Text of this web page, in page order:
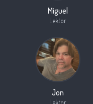
Miguel
Lektor
Jon
Lektor